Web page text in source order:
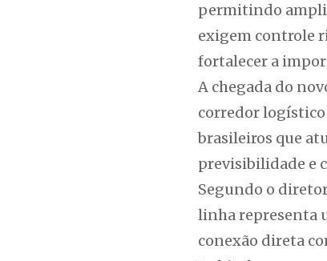
permitindo
exigem controle
fortalecer a
A chegada do
corredor logístico
brasileiros que
previsibilidade e
Segundo o
linha representa
conexão direta